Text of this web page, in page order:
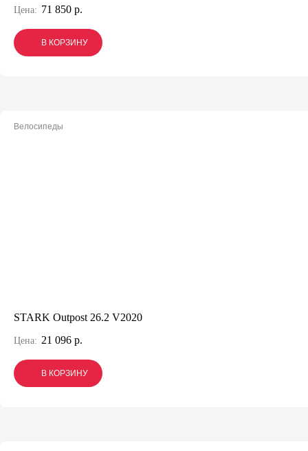
Цена: 71 850 р.
В КОРЗИНУ
В КОРЗИНУ
В КОРЗИНУ
Велосипеды
STARK Outpost 26.2 V2020
Цена: 21 096 р.
В КОРЗИНУ
В КОРЗИНУ
В КОРЗИНУ